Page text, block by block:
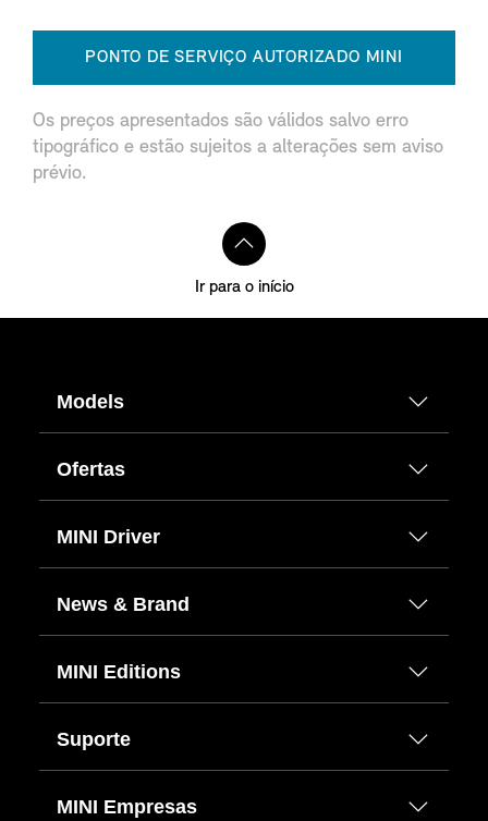
PONTO DE SERVIÇO AUTORIZADO MINI
Os preços apresentados são válidos salvo erro
tipográfico e estão sujeitos a alterações sem aviso
prévio.
Ir para o início
Models
Ofertas
MINI Driver
News & Brand
MINI Editions
Suporte
MINI Empresas